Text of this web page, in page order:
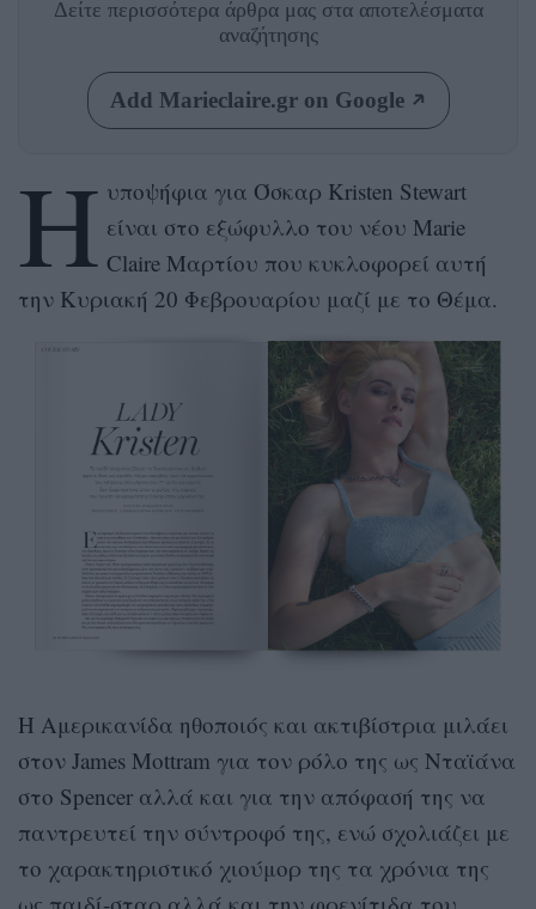
Δείτε περισσότερα άρθρα μας στα αποτελέσματα
αναζήτησης
Add Marieclaire.gr on Google
Η υποψήφια για Όσκαρ Kristen Stewart
είναι στο εξώφυλλο του νέου Marie
Claire Μαρτίου που κυκλοφορεί αυτή
την Κυριακή 20 Φεβρουαρίου μαζί με το Θέμα.
Η Αμερικανίδα ηθοποιός και ακτιβίστρια μιλάει
στον James Mottram για τον ρόλο της ως Νταϊάνα
στο Spencer αλλά και για την απόφασή της να
παντρευτεί την σύντροφό της, ενώ σχολιάζει με
το χαρακτηριστικό χιούμορ της τα χρόνια της